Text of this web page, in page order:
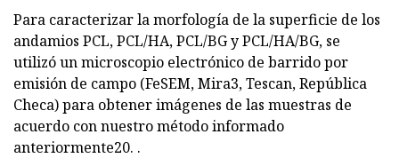
Para caracterizar la morfología de la superficie de los
andamios PCL, PCL/HA, PCL/BG y PCL/HA/BG, se
utilizó un microscopio electrónico de barrido por
emisión de campo (FeSEM, Mira3, Tescan, República
Checa) para obtener imágenes de las muestras de
acuerdo con nuestro método informado
anteriormente20. .